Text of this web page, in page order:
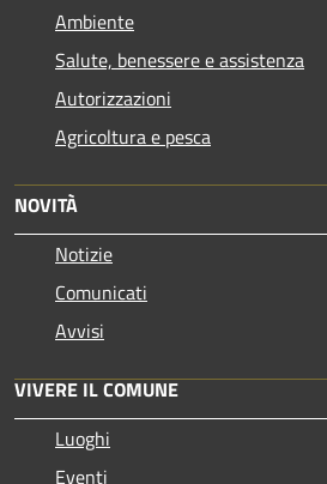
Ambiente
Salute, benessere e assistenza
Autorizzazioni
Agricoltura e pesca
NOVITÀ
Notizie
Comunicati
Avvisi
VIVERE IL COMUNE
Luoghi
Eventi